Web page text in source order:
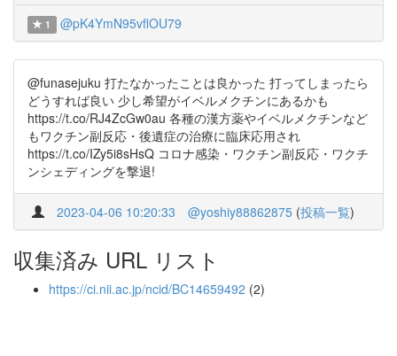
1 @pK4YmN95vflOU79
@funasejuku 打たなかったことは良かった 打ってしまったら
どうすれば良い 少し希望がイベルメクチンにあるかも
https://t.co/RJ4ZcGw0au 各種の漢方薬やイベルメクチンなど
もワクチン副反応・後遺症の治療に臨床応用され
https://t.co/IZy5i8sHsQ コロナ感染・ワクチン副反応・ワクチ
ンシェディングを撃退!
2023-04-06 10:20:33 @yoshiy88862875 (投稿一覧)
収集済み URL リスト
https://ci.nii.ac.jp/ncid/BC14659492 (2)